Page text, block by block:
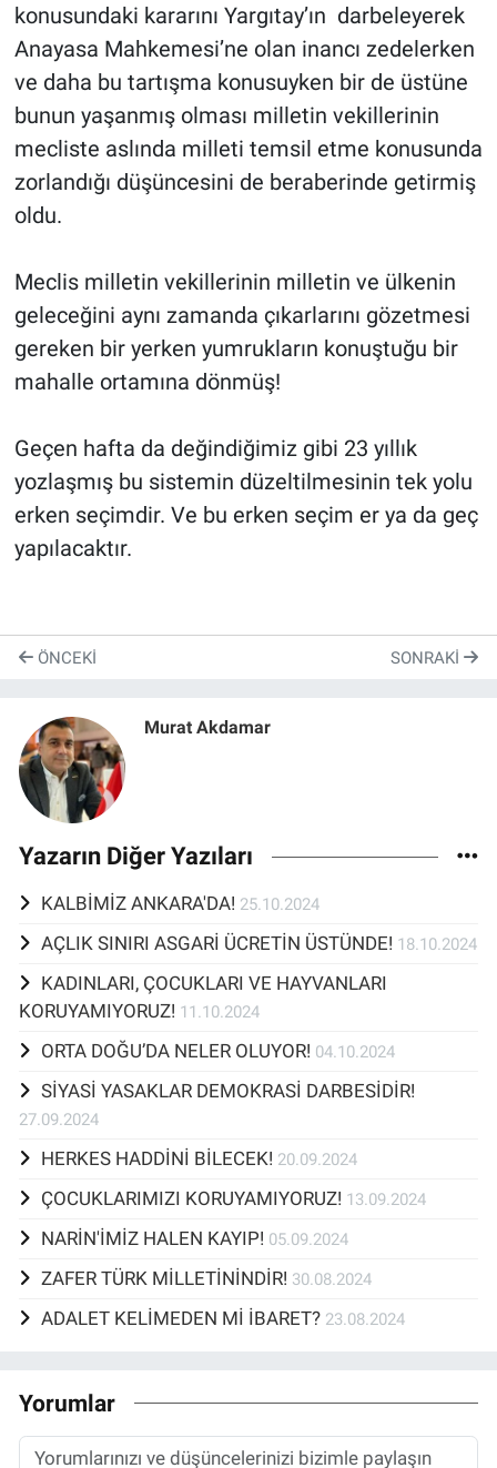
konusundaki kararını Yargıtay’ın darbeleyerek
Anayasa Mahkemesi’ne olan inancı zedelerken
ve daha bu tartışma konusuyken bir de üstüne
bunun yaşanmış olması milletin vekillerinin
mecliste aslında milleti temsil etme konusunda
zorlandığı düşüncesini de beraberinde getirmiş
oldu.
Meclis milletin vekillerinin milletin ve ülkenin
geleceğini aynı zamanda çıkarlarını gözetmesi
gereken bir yerken yumrukların konuştuğu bir
mahalle ortamına dönmüş!
Geçen hafta da değindiğimiz gibi 23 yıllık
yozlaşmış bu sistemin düzeltilmesinin tek yolu
erken seçimdir. Ve bu erken seçim er ya da geç
yapılacaktır.
ÖNCEKI SONRAKI
Murat Akdamar
Yazarın Diğer Yazıları
KALBİMİZ ANKARA'DA! 25.10.2024
AÇLIK SINIRI ASGARİ ÜCRETİN ÜSTÜNDE! 18.10.2024
KADINLARI, ÇOCUKLARI VE HAYVANLARI
KORUYAMIYORUZ! 11.10.2024
ORTA DOĞU’DA NELER OLUYOR! 04.10.2024
SİYASİ YASAKLAR DEMOKRASİ DARBESİDİR!
27.09.2024
HERKES HADDİNİ BİLECEK! 20.09.2024
ÇOCUKLARIMIZI KORUYAMIYORUZ! 13.09.2024
NARİN'İMİZ HALEN KAYIP! 05.09.2024
ZAFER TÜRK MİLLETİNİNDİR! 30.08.2024
ADALET KELİMEDEN Mİ İBARET? 23.08.2024
Yorumlar